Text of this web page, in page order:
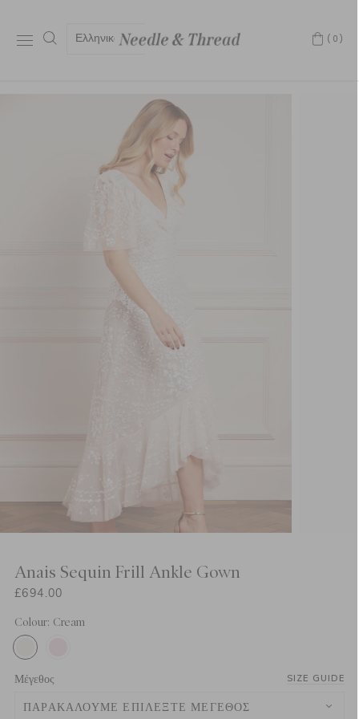
Ελληνικά (0)
Anais Sequin Frill Ankle Gown
£694.00
Colour: Cream
Μέγεθος SIZE GUIDE
ΠΑΡΑΚΑΛΟΎΜΕ ΕΠΙΛΈΞΤΕ ΜΈΓΕΘΟΣ